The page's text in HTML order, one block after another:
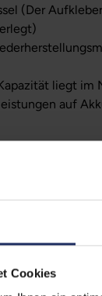
Cookies
(Der
liegt im
auf